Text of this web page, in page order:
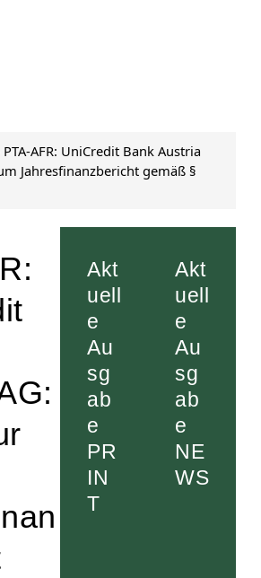
PTA-AFR: UniCredit Bank Austria
Jahresfinanzbericht gemäß §
Akt
uell
e
Au
sg
ab
e
PR
IN
T
Akt
uell
e
Au
sg
ab
e
NE
WS